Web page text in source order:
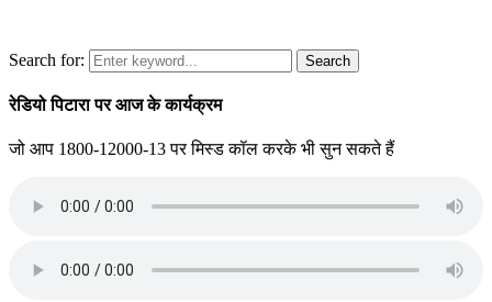
Search for: Search
रेडियो पिटारा पर आज के कार्यक्रम
जो आप 1800-12000-13 पर मिस्ड कॉल करके भी सुन सकते हैं